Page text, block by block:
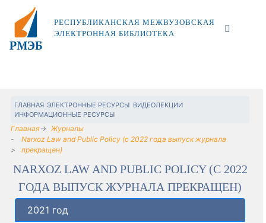
РЕСПУБЛИКАНСКАЯ МЕЖВУЗОВСКАЯ
ЭЛЕКТРОННАЯ БИБЛИОТЕКА
ГЛАВНАЯ ЭЛЕКТРОННЫЕ РЕСУРСЫ ВИДЕОЛЕКЦИИ
ИНФОРМАЦИОННЫЕ РЕСУРСЫ
Главная
Журналы
Narxoz Law and Public Policy (c 2022 года выпуск журнала
прекращен)
NARXOZ LAW AND PUBLIC POLICY (C 2022
ГОДА ВЫПУСК ЖУРНАЛА ПРЕКРАЩЕН)
2021 год